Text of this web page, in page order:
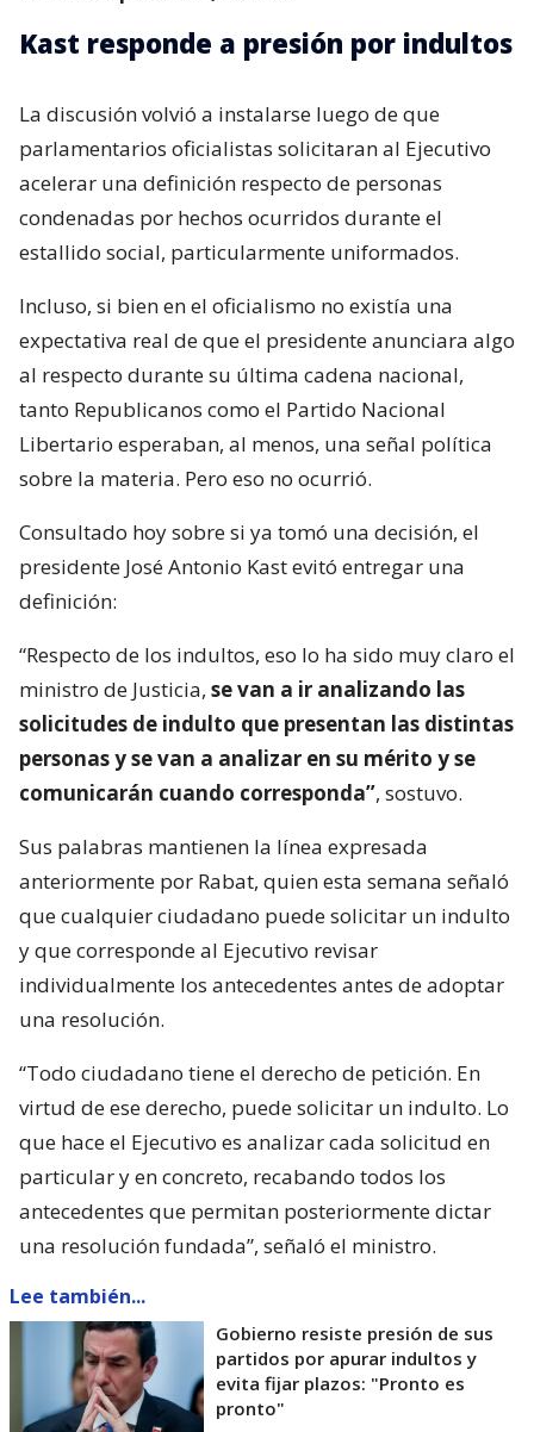
Kast responde a presión por indultos
La discusión volvió a instalarse luego de que
parlamentarios oficialistas solicitaran al Ejecutivo
acelerar una definición respecto de personas
condenadas por hechos ocurridos durante el
estallido social, particularmente uniformados.
Incluso, si bien en el oficialismo no existía una
expectativa real de que el presidente anunciara algo
al respecto durante su última cadena nacional,
tanto Republicanos como el Partido Nacional
Libertario esperaban, al menos, una señal política
sobre la materia. Pero eso no ocurrió.
Consultado hoy sobre si ya tomó una decisión, el
presidente José Antonio Kast evitó entregar una
definición:
“Respecto de los indultos, eso lo ha sido muy claro el
ministro de Justicia, se van a ir analizando las
solicitudes de indulto que presentan las distintas
personas y se van a analizar en su mérito y se
comunicarán cuando corresponda”, sostuvo.
Sus palabras mantienen la línea expresada
anteriormente por Rabat, quien esta semana señaló
que cualquier ciudadano puede solicitar un indulto
y que corresponde al Ejecutivo revisar
individualmente los antecedentes antes de adoptar
una resolución.
“Todo ciudadano tiene el derecho de petición. En
virtud de ese derecho, puede solicitar un indulto. Lo
que hace el Ejecutivo es analizar cada solicitud en
particular y en concreto, recabando todos los
antecedentes que permitan posteriormente dictar
una resolución fundada”, señaló el ministro.
Lee también...
Gobierno resiste presión de sus
partidos por apurar indultos y
evita fijar plazos: "Pronto es
pronto"